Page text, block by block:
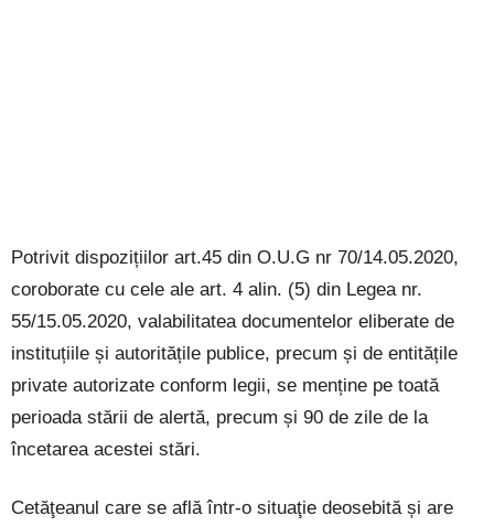
Potrivit dispozițiilor art.45 din O.U.G nr 70/14.05.2020,
coroborate cu cele ale art. 4 alin. (5) din Legea nr.
55/15.05.2020, valabilitatea documentelor eliberate de
instituțiile și autoritățile publice, precum și de entitățile
private autorizate conform legii, se menține pe toată
perioada stării de alertă, precum și 90 de zile de la
încetarea acestei stări.
Cetăţeanul care se află într-o situaţie deosebită și are